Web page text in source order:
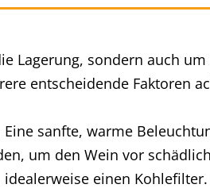
Lagerung, sondern auch
entscheidende Faktoren
sanfte, warme
um den Wein vor
einen